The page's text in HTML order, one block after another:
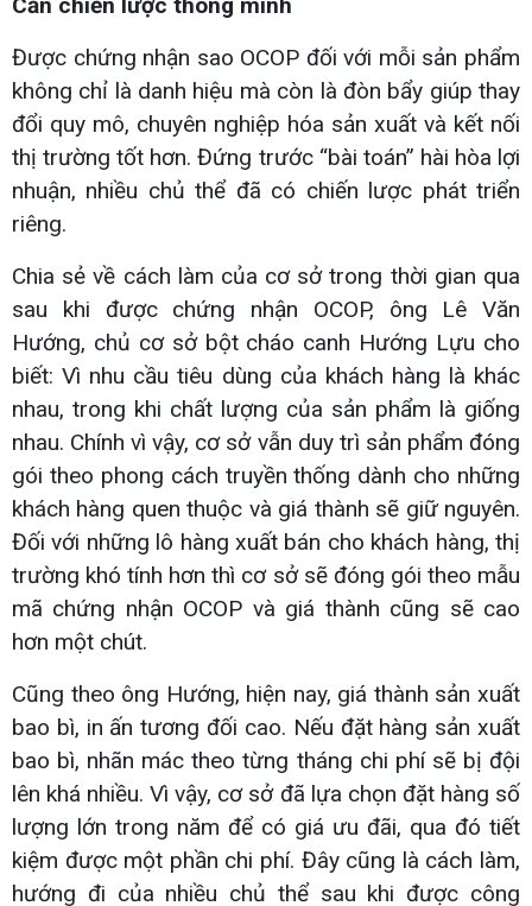
Được chứng nhận sao OCOP đối với mỗi sản phẩm
không chỉ là danh hiệu mà còn là đòn bẩy giúp thay
đổi quy mô, chuyên nghiệp hóa sản xuất và kết nối
thị trường tốt hơn. Đứng trước “bài toán” hài hòa lợi
nhuận, nhiều chủ thể đã có chiến lược phát triển
riêng.
Chia sẻ về cách làm của cơ sở trong thời gian qua
sau khi được chứng nhận OCOP, ông Lê Văn
Hướng, chủ cơ sở bột cháo canh Hướng Lựu cho
biết: Vì nhu cầu tiêu dùng của khách hàng là khác
nhau, trong khi chất lượng của sản phẩm là giống
nhau. Chính vì vậy, cơ sở vẫn duy trì sản phẩm đóng
gói theo phong cách truyền thống dành cho những
khách hàng quen thuộc và giá thành sẽ giữ nguyên.
Đối với những lô hàng xuất bán cho khách hàng, thị
trường khó tính hơn thì cơ sở sẽ đóng gói theo mẫu
mã chứng nhận OCOP và giá thành cũng sẽ cao
hơn một chút.
Cũng theo ông Hướng, hiện nay, giá thành sản xuất
bao bì, in ấn tương đối cao. Nếu đặt hàng sản xuất
bao bì, nhãn mác theo từng tháng chi phí sẽ bị đội
lên khá nhiều. Vì vậy, cơ sở đã lựa chọn đặt hàng số
lượng lớn trong năm để có giá ưu đãi, qua đó tiết
kiệm được một phần chi phí. Đây cũng là cách làm,
hướng đi của nhiều chủ thể sau khi được công